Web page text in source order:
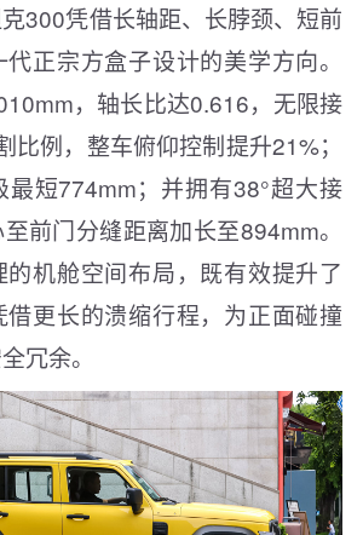
300凭借长轴距、长脖颈、短前
正宗方盒子设计的美学方向。
，轴长比达0.616，无限接
比例，整车俯仰控制提升21%；
短774mm；并拥有38°超大接
前门分缝距离加长至894mm。
机舱空间布局，既有效提升了
更长的溃缩行程，为正面碰撞
冗余。